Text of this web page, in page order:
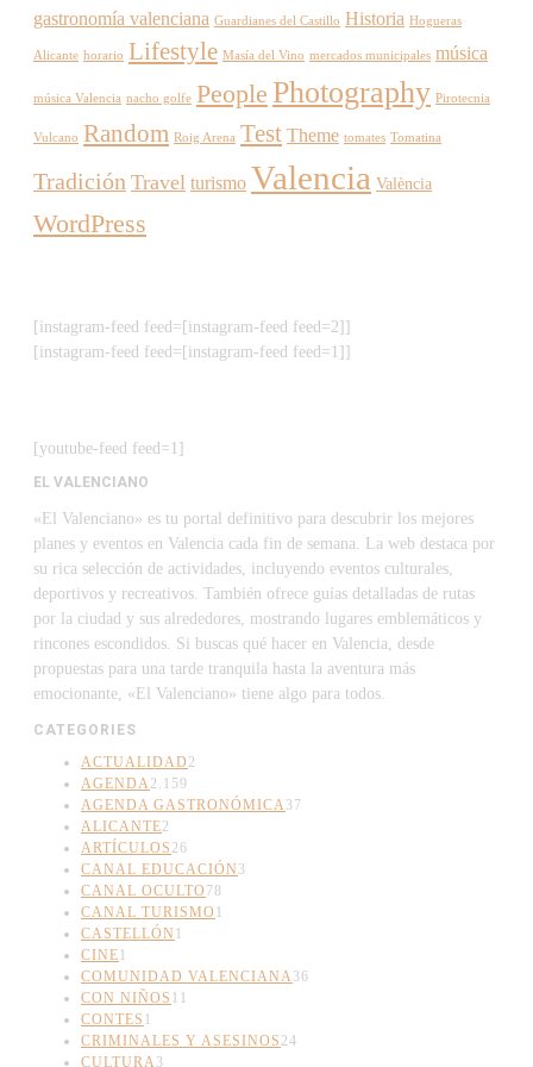
gastronomía valenciana Guardianes del Castillo Historia Hogueras
Alicante horario Lifestyle Masía del Vino mercados municipales música
música Valencia nacho golfe People Photography Pirotecnia
Vulcano Random Roig Arena Test Theme tomates Tomatina
Tradición Travel turismo Valencia València
WordPress
[instagram-feed feed=[instagram-feed feed=2]]
[instagram-feed feed=[instagram-feed feed=1]]
[youtube-feed feed=1]
EL VALENCIANO
«El Valenciano» es tu portal definitivo para descubrir los mejores
planes y eventos en Valencia cada fin de semana. La web destaca por
su rica selección de actividades, incluyendo eventos culturales,
deportivos y recreativos. También ofrece guías detalladas de rutas
por la ciudad y sus alrededores, mostrando lugares emblemáticos y
rincones escondidos. Si buscas qué hacer en Valencia, desde
propuestas para una tarde tranquila hasta la aventura más
emocionante, «El Valenciano» tiene algo para todos.
CATEGORIES
ACTUALIDAD 2
AGENDA2.159
AGENDA GASTRONÓMICA37
ALICANTE2
ARTÍCULOS 26
CANAL EDUCACIÓN 3
CANAL OCULTO 78
CANAL TURISMO 1
CASTELLÓN 1
CINE1
COMUNIDAD VALENCIANA36
CON NIÑOS 11
CONTES 1
CRIMINALES Y ASESINOS 24
CULTURA3